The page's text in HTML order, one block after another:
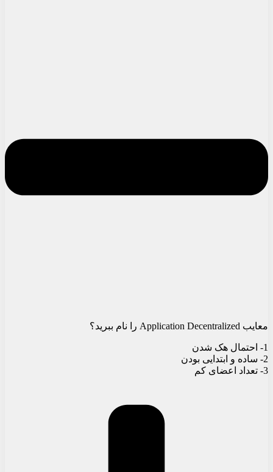
معایب Application Decentralized را نام ببرید؟
1- احتمال هک شدن
2- ساده و ابتدایی بودن
3- تعداد اعضای کم